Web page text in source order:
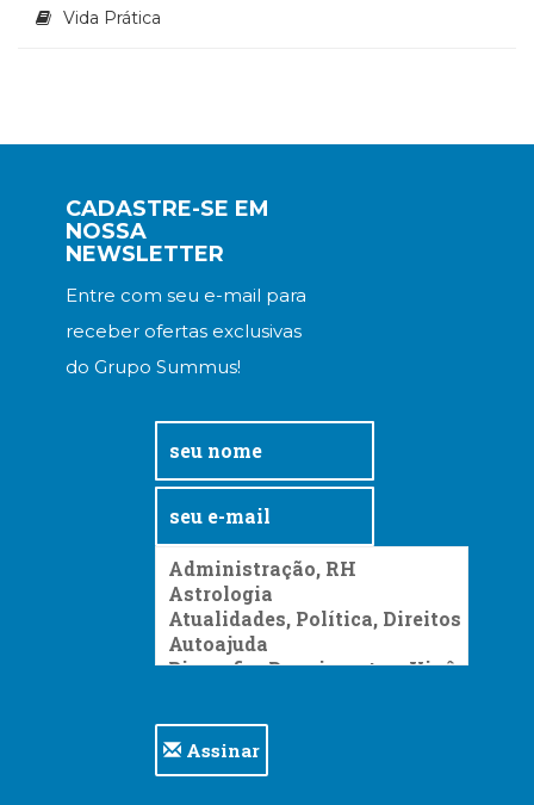
Vida Prática
CADASTRE-SE EM
NOSSA
NEWSLETTER
Entre com seu e-mail para
receber ofertas exclusivas
do Grupo Summus!
Assinar